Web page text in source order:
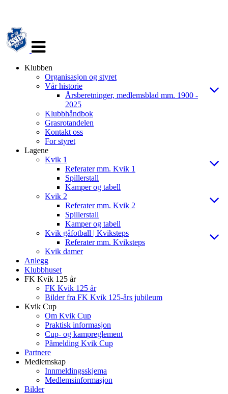
navigasjon
Klubben
Organisasjon og styret
Vår historie
Årsberetninger, medlemsblad mm. 1900 -
2025
Klubbhåndbok
Grasrotandelen
Kontakt oss
For styret
Lagene
Kvik 1
Referater mm. Kvik 1
Spillerstall
Kamper og tabell
Kvik 2
Referater mm. Kvik 2
Spillerstall
Kamper og tabell
Kvik gåfotball | Kviksteps
Referater mm. Kviksteps
Kvik damer
Anlegg
Klubbhuset
FK Kvik 125 år
FK Kvik 125 år
Bilder fra FK Kvik 125-års jubileum
Kvik Cup
Om Kvik Cup
Praktisk informasjon
Cup- og kampreglement
Påmelding Kvik Cup
Partnere
Medlemskap
Innmeldingsskjema
Medlemsinformasjon
Bilder